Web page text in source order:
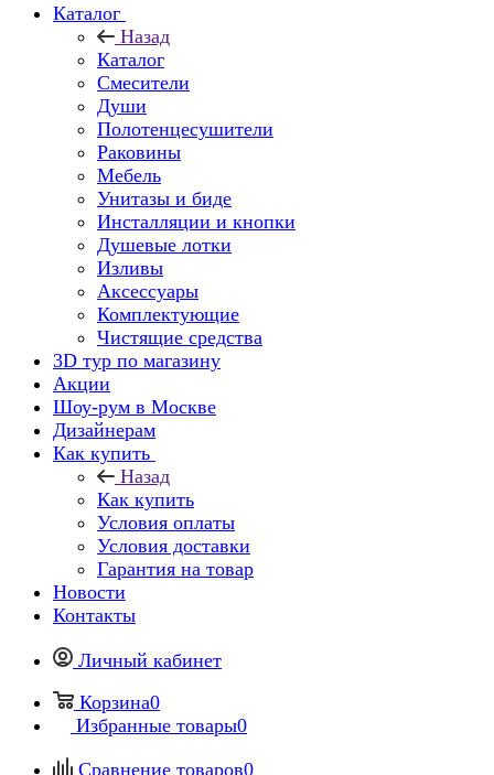
Каталог
Назад
Каталог
Смесители
Души
Полотенцесушители
Раковины
Мебель
Унитазы и биде
Инсталляции и кнопки
Душевые лотки
Изливы
Аксессуары
Комплектующие
Чистящие средства
3D тур по магазину
Акции
Шоу-рум в Москве
Дизайнерам
Как купить
Назад
Как купить
Условия оплаты
Условия доставки
Гарантия на товар
Новости
Контакты
Личный кабинет
Корзина0
Избранные товары0
Сравнение товаров0